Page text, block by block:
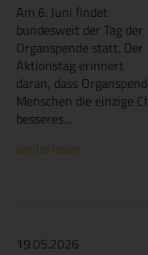
Am 6. Juni findet
bundesweit der Tag der
Organspende statt. Der
Aktionstag erinnert
daran, dass
Menschen die einzige
besseres...
weiterlesen
19.05.2026